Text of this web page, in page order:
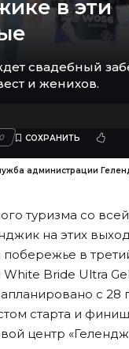
в эти
свадебный
и женихов.
администрации
туризма со
на этих
в
Bride Ultra
с 28
старта и
центр